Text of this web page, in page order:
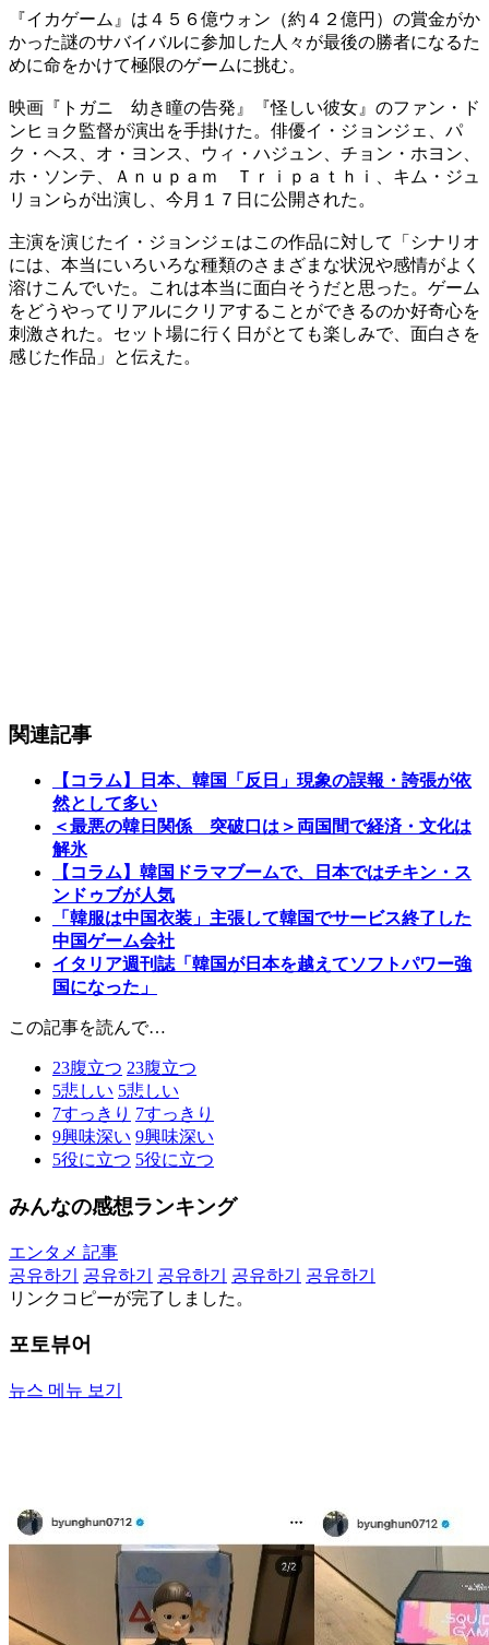
『イカゲーム』は４５６億ウォン（約４２億円）の賞金がか
かった謎のサバイバルに参加した人々が最後の勝者になるた
めに命をかけて極限のゲームに挑む。
映画『トガニ 幼き瞳の告発』『怪しい彼女』のファン・ド
ンヒョク監督が演出を手掛けた。俳優イ・ジョンジェ、パ
ク・ヘス、オ・ヨンス、ウィ・ハジュン、チョン・ホヨン、
ホ・ソンテ、Ａｎｕｐａｍ Ｔｒｉｐａｔｈｉ、キム・ジュ
リョンらが出演し、今月１７日に公開された。
主演を演じたイ・ジョンジェはこの作品に対して「シナリオ
には、本当にいろいろな種類のさまざまな状況や感情がよく
溶けこんでいた。これは本当に面白そうだと思った。ゲーム
をどうやってリアルにクリアすることができるのか好奇心を
刺激された。セット場に行く日がとても楽しみで、面白さを
感じた作品」と伝えた。
関連記事
【コラム】日本、韓国「反日」現象の誤報・誇張が依
然として多い
＜最悪の韓日関係 突破口は＞両国間で経済・文化は
解氷
【コラム】韓国ドラマブームで、日本ではチキン・ス
ンドゥブが人気
「韓服は中国衣装」主張して韓国でサービス終了した
中国ゲーム会社
イタリア週刊誌「韓国が日本を越えてソフトパワー強
国になった」
この記事を読んで…
23腹立つ 23腹立つ
5悲しい 5悲しい
7すっきり 7すっきり
9興味深い 9興味深い
5役に立つ 5役に立つ
みんなの感想ランキング
エンタメ 記事
공유하기
공유하기 공유하기 공유하기
공유하기
リンクコピーが完了しました。
포토뷰어
뉴스 메뉴 보기